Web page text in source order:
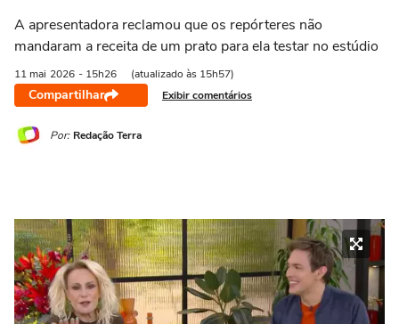
A apresentadora reclamou que os repórteres não
mandaram a receita de um prato para ela testar no estúdio
11 mai 2026 - 15h26 (atualizado às 15h57)
Compartilhar Exibir comentários
Por: Redação Terra